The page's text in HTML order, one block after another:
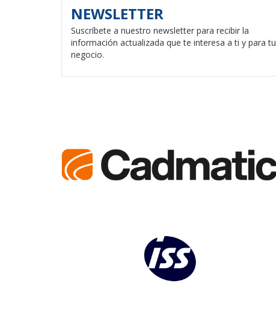
NEWSLETTER
Suscríbete a nuestro newsletter para recibir la
información actualizada que te interesa a ti y para tu
negocio.